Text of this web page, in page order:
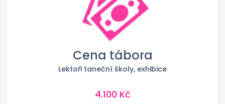
Cena tábora
Lektoři taneční školy, exhibice
4.100 Kč